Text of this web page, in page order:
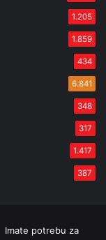
1.205
1.859
434
6.841
348
317
1.417
387
Imate potrebu za